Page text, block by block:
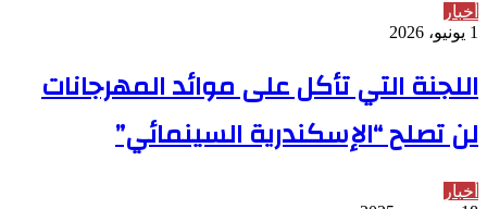
أخبار
1 يونيو، 2026
اللجنة التي تأكل على موائد المهرجانات
لن تصلح “الإسكندرية السينمائي”
أخبار